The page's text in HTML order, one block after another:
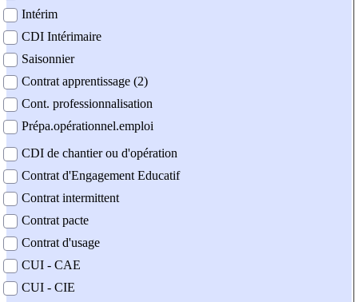
Intérim
CDI Intérimaire
Saisonnier
Contrat apprentissage (2)
Cont. professionnalisation
Prépa.opérationnel.emploi
CDI de chantier ou d'opération
Contrat d'Engagement Educatif
Contrat intermittent
Contrat pacte
Contrat d'usage
CUI - CAE
CUI - CIE